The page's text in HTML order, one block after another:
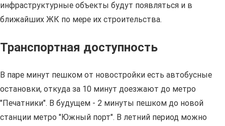
инфраструктурные объекты будут появляться и в
ближайших ЖК по мере их строительства.
Транспортная доступность
В паре минут пешком от новостройки есть автобусные
остановки, откуда за 10 минут доезжают до метро
"Печатники". В будущем - 2 минуты пешком до новой
станции метро "Южный порт". В летний период можно